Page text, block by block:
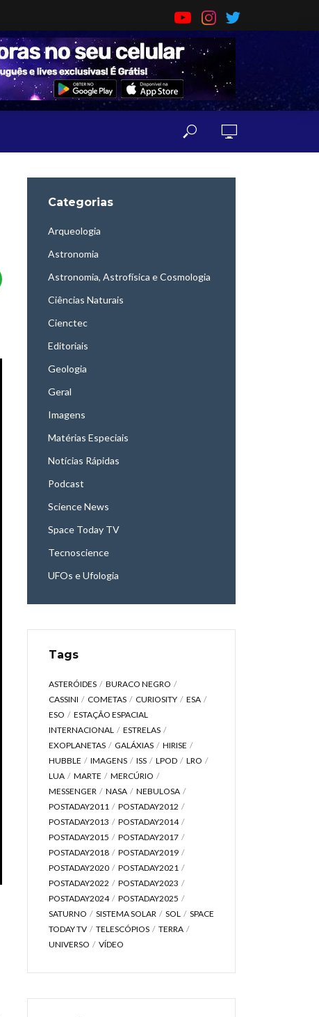
Categorias
Arqueologia
Astronomia
Astronomia, Astrofísica e Cosmologia
Ciências Naturais
Cienctec
Editoriais
Geologia
Geral
Imagens
Matérias Especiais
Notícias Rápidas
Podcast
Science News
Space Today TV
Tecnoscience
UFOs e Ufologia
Tags
ASTERÓIDES
BURACO NEGRO
CASSINI
COMETAS CURIOSITY
ESA
ESO
ESTAÇÃO ESPACIAL
INTERNACIONAL
ESTRELAS
EXOPLANETAS
GALÁXIAS
HIRISE
HUBBLE
IMAGENS ISS LPOD
LRO
LUA
MARTE
MERCÚRIO
MESSENGER
NASA
NEBULOSA
POSTADAY2011
POSTADAY2012
POSTADAY2013
POSTADAY2014
POSTADAY2015
POSTADAY2017
POSTADAY2018
POSTADAY2019
POSTADAY2020
POSTADAY2021
POSTADAY2022
POSTADAY2023
POSTADAY2024
POSTADAY2025
SATURNO
SISTEMA SOLAR SOL
SPACE
TODAY TV
TELESCÓPIOS
TERRA
UNIVERSO
VÍDEO